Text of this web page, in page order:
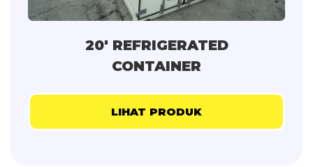
20' REFRIGERATED
CONTAINER
LIHAT PRODUK